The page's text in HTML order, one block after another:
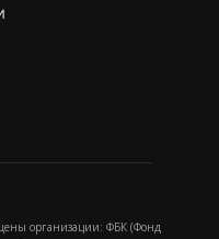
организации: ФБК (Фонд